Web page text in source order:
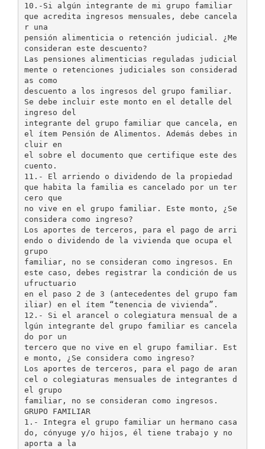
10.-Si algún integrante de mi grupo familiar
que acredita ingresos mensuales, debe cancela
r una
pensión alimenticia o retención judicial. ¿Me
consideran este descuento?
Las pensiones alimenticias reguladas judicial
mente o retenciones judiciales son considerad
as como
descuento a los ingresos del grupo familiar.
Se debe incluir este monto en el detalle del
ingreso del
integrante del grupo familiar que cancela, en
el ítem Pensión de Alimentos. Además debes in
cluir en
el sobre el documento que certifique este des
cuento.
11.- El arriendo o dividendo de la propiedad
que habita la familia es cancelado por un ter
cero que
no vive en el grupo familiar. Este monto, ¿Se
considera como ingreso?
Los aportes de terceros, para el pago de arri
endo o dividendo de la vivienda que ocupa el
grupo
familiar, no se consideran como ingresos. En
este caso, debes registrar la condición de us
ufructuario
en el paso 2 de 3 (antecedentes del grupo fam
iliar) en el ítem “tenencia de vivienda”.
12.- Si el arancel o colegiatura mensual de a
lgún integrante del grupo familiar es cancela
do por un
tercero que no vive en el grupo familiar. Est
e monto, ¿Se considera como ingreso?
Los aportes de terceros, para el pago de aran
cel o colegiaturas mensuales de integrantes d
el grupo
familiar, no se consideran como ingresos.
GRUPO FAMILIAR
1.- Integra el grupo familiar un hermano casa
do, cónyuge y/o hijos, él tiene trabajo y no
aporta a la